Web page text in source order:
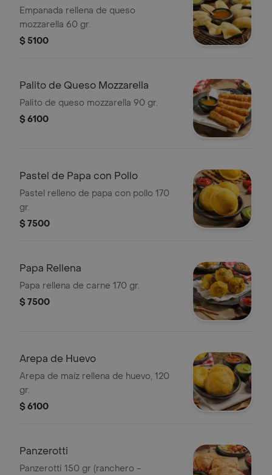
Empanada rellena de queso
mozzarella 60 gr.
$ 5100
Palito de Queso Mozzarella
Palito de queso mozzarella 90 gr.
$ 6100
Pastel de Papa con Pollo
Pastel relleno de papa con pollo 170
gr.
$ 7500
Papa Rellena
Papa rellena de carne 170 gr.
$ 7500
Arepa de Huevo
Arepa de maíz rellena de huevo, 120
gr.
$ 6100
Panzerotti
Panzerotti 150 gr (ranchero -